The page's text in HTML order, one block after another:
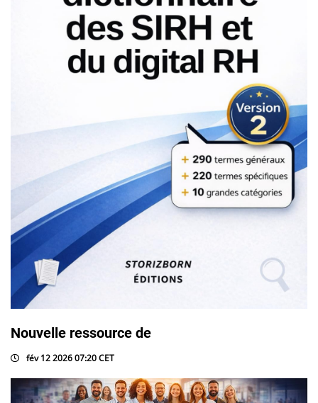
Nouvelle ressource de
fév 12 2026 07:20 CET